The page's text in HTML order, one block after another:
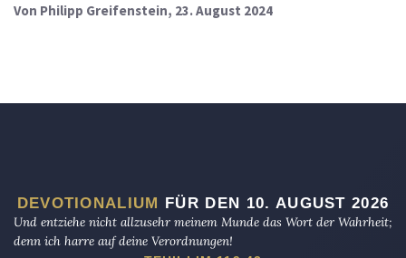
Von Philipp Greifenstein, 23. August 2024
DEVOTIONALIUM FÜR DEN 10. AUGUST 2026
Und entziehe nicht allzusehr meinem Munde das Wort der Wahrheit;
denn ich harre auf deine Verordnungen!